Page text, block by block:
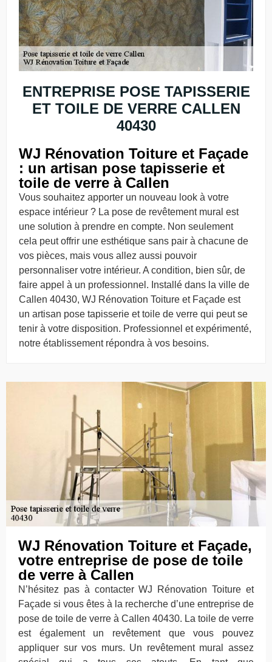
ENTREPRISE POSE TAPISSERIE
ET TOILE DE VERRE CALLEN
40430
WJ Rénovation Toiture et Façade
: un artisan pose tapisserie et
toile de verre à Callen
Vous souhaitez apporter un nouveau look à votre
espace intérieur ? La pose de revêtement mural est
une solution à prendre en compte. Non seulement
cela peut offrir une esthétique sans pair à chacune de
vos pièces, mais vous allez aussi pouvoir
personnaliser votre intérieur. A condition, bien sûr, de
faire appel à un professionnel. Installé dans la ville de
Callen 40430, WJ Rénovation Toiture et Façade est
un artisan pose tapisserie et toile de verre qui peut se
tenir à votre disposition. Professionnel et expérimenté,
notre établissement répondra à vos besoins.
WJ Rénovation Toiture et Façade,
votre entreprise de pose de toile
de verre à Callen
N’hésitez pas à contacter WJ Rénovation Toiture et
Façade si vous êtes à la recherche d’une entreprise de
pose de toile de verre à Callen 40430. La toile de verre
est également un revêtement que vous pouvez
appliquer sur vos murs. Un revêtement mural assez